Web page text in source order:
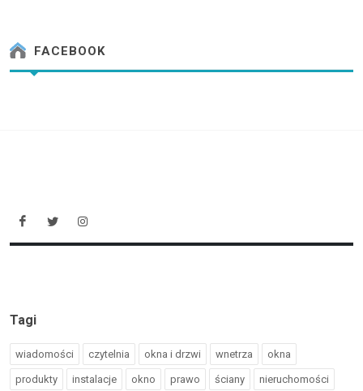
FACEBOOK
Tagi
wiadomości czytelnia okna i drzwi wnetrza okna
produkty instalacje okno prawo ściany nieruchomości